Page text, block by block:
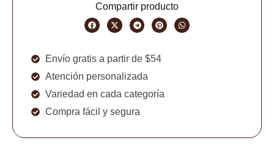
Compartir producto
Envío gratis a partir de $54
Atención personalizada
Variedad en cada categoría
Compra fácil y segura